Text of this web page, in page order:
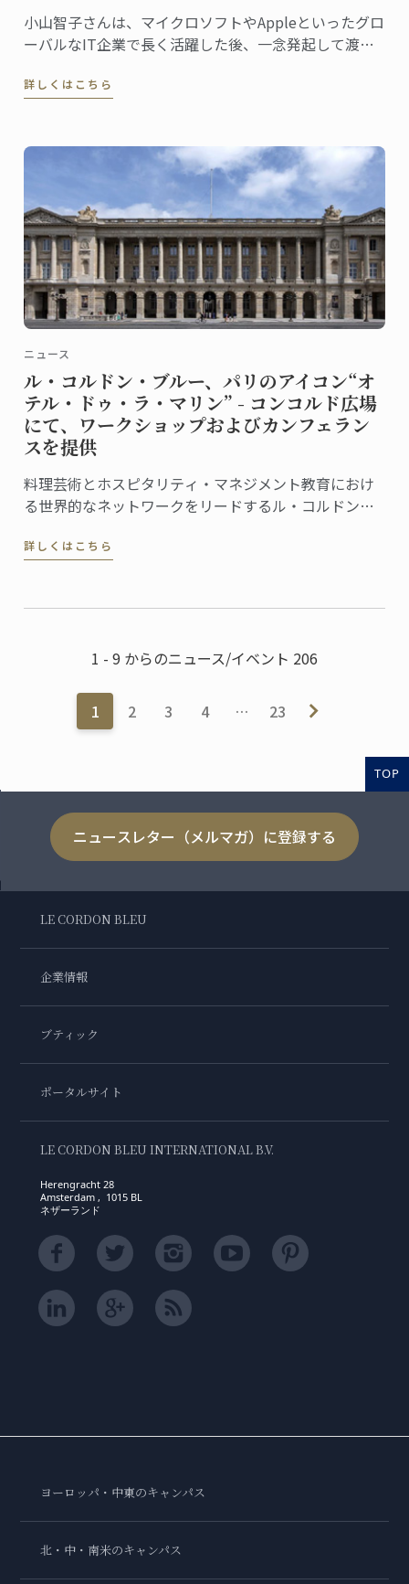
小山智子さんは、マイクロソフトやAppleといったグロ
ーバルなIT企業で長く活躍した後、一念発起して渡
た。
詳しくはこちら
ニュース
ル・コルドン・ブルー、パリのアイコン“オ
テル・ドゥ・ラ・マリン” - コンコルド広場
にて、ワークショップおよびカンフェラン
スを提供
料理芸術とホスピタリティ・マネジメント教育におけ
る世界的なネットワークをリードするル・コルドン・
des Monuments Nationaux, CMN）より、パリのオテ
詳しくはこちら
1 - 9 からのニュース/イベント 206
1 2 3 4 … 23
TOP
ニュースレター（メルマガ）に登録する
LE CORDON BLEU
企業情報
ブティック
ポータルサイト
LE CORDON BLEU INTERNATIONAL B.V.
Herengracht 28
Amsterdam , 1015 BL
ネザーランド
ヨーロッパ・中東のキャンパス
北・中・南米のキャンパス